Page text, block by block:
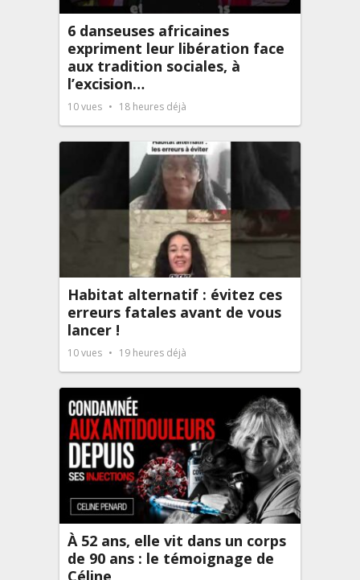
6 danseuses africaines
expriment leur libération face
aux tradition sociales, à
l’excision…
10vues 18 heures déjà
Habitat alternatif : évitez ces
erreurs fatales avant de vous
lancer !
10vues 19 heures déjà
À 52 ans, elle vit dans un corps
de 90 ans : le témoignage de
Céline